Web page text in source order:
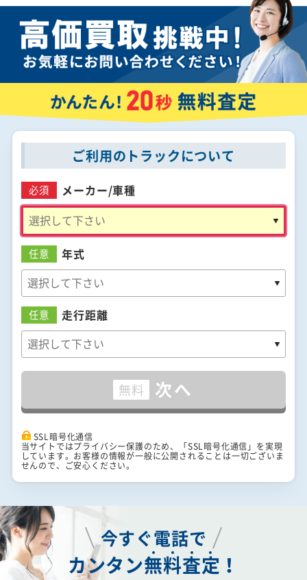
ご利用のトラックについて
必須 メーカー/車種
任意 年式
任意 走行距離
無料 次へ
SSL暗号化通信
当サイトではプライバシー保護のため、「SSL暗号化通信」を実現
しています。お客様の情報が一般に公開されることは一切ございま
せんので、ご安心ください。
今すぐ電話で
カンタン無料査定 ！